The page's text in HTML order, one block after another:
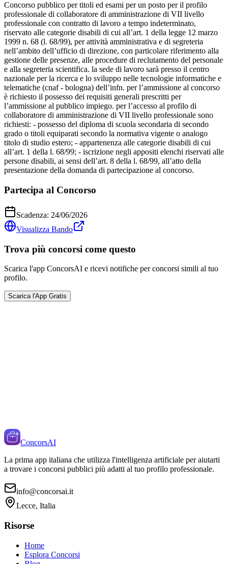
Concorso pubblico per titoli ed esami per un posto per il profilo
professionale di collaboratore di amministrazione di VII livello
professionale con contratto di lavoro a tempo indeterminato,
riservato alle categorie disabili di cui all’art. 1 della legge 12 marzo
1999 n. 68 (l. 68/99), per attività amministrativa e di segreteria
nell’ambito dell’ufficio di direzione, con particolare riferimento alla
gestione delle presenze, alle procedure di reclutamento del personale
e alla segreteria scientifica. la sede di lavoro sarà presso il centro
nazionale per la ricerca e lo sviluppo nelle tecnologie informatiche e
telematiche (cnaf - bologna) dell’infn. per l’ammissione al concorso
è richiesto il possesso dei requisiti generali prescritti per
l’ammissione al pubblico impiego. per l’accesso al profilo di
collaboratore di amministrazione di VII livello professionale sono
richiesti: - possesso del diploma di scuola secondaria di secondo
grado o titoli equiparati secondo la normativa vigente o analogo
titolo di studio estero; - appartenenza alle categorie disabili di cui
all’art. 1 della l. 68/99; - iscrizione negli appositi elenchi riservati alle
persone disabili, ai sensi dell’art. 8 della l. 68/99, all’atto della
presentazione della domanda di partecipazione al concorso.
Partecipa al Concorso
Scadenza: 24/06/2026
Visualizza Bando
Trova più concorsi come questo
Scarica l'app ConcorsAI e ricevi notifiche per concorsi simili al tuo
profilo.
Scarica l'App Gratis
ConcorsAI
La prima app italiana che utilizza l'intelligenza artificiale per aiutarti
a trovare i concorsi pubblici più adatti al tuo profilo professionale.
info@concorsai.it
Lecce, Italia
Risorse
Home
Esplora Concorsi